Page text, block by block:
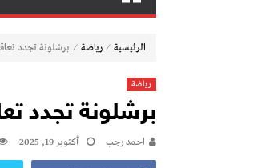
الرئيسية ⁄ رياضة ⁄ برشلونة تجدد
رياضة
برشلونة تجدد
احمد رجب أكتوبر 19, 2025